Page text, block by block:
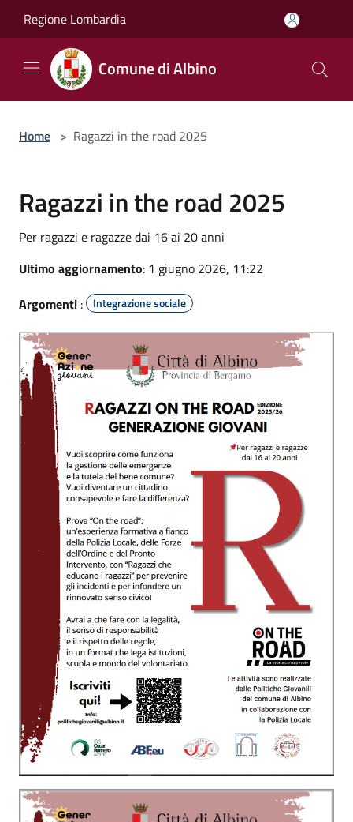
Regione Lombardia
Comune di Albino
Home > Ragazzi in the road 2025
Ragazzi in the road 2025
Per ragazzi e ragazze dai 16 ai 20 anni
Ultimo aggiornamento: 1 giugno 2026, 11:22
Argomenti : Integrazione sociale